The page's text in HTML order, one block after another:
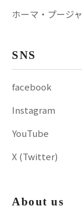
ホーマ・プージャ
SNS
facebook
Instagram
YouTube
X (Twitter)
About us